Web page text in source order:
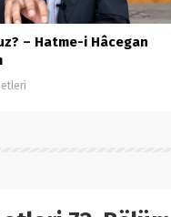
– Hatme-i Hâcegan